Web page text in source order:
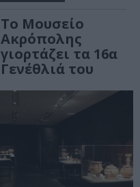
Το Μουσείο
Ακρόπολης
γιορτάζει τα 16α
Γενέθλιά του